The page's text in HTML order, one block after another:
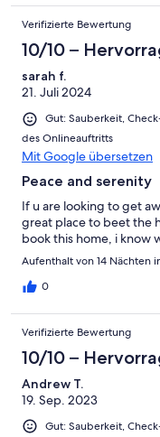
Verifizierte Bewertung
10/10 –
sarah f.
21. Juli 2024
Gut: Sauberkeit,
des Onlineauftritts
Mit Google übersetzen
Peace and serenity
If u are looking to get
great place to beet the
book this home, i know
Aufenthalt von 14 Nächten
0
Verifizierte Bewertung
10/10 –
Andrew T.
19. Sep. 2023
Gut: Sauberkeit,